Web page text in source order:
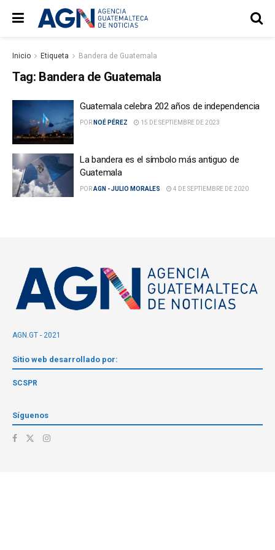
Inicio Etiqueta Bandera de Guatemala
Tag: Bandera de Guatemala
Guatemala celebra 202 años de independencia
POR NOÉ PÉREZ 15 DE SEPTIEMBRE DE 2023
La bandera es el símbolo más antiguo de
Guatemala
PORAGN - JULIO MORALES 4 DE SEPTIEMBRE DE 2020
AGN.GT - 2021
Sitio web desarrollado por:
SCSPR
Síguenos